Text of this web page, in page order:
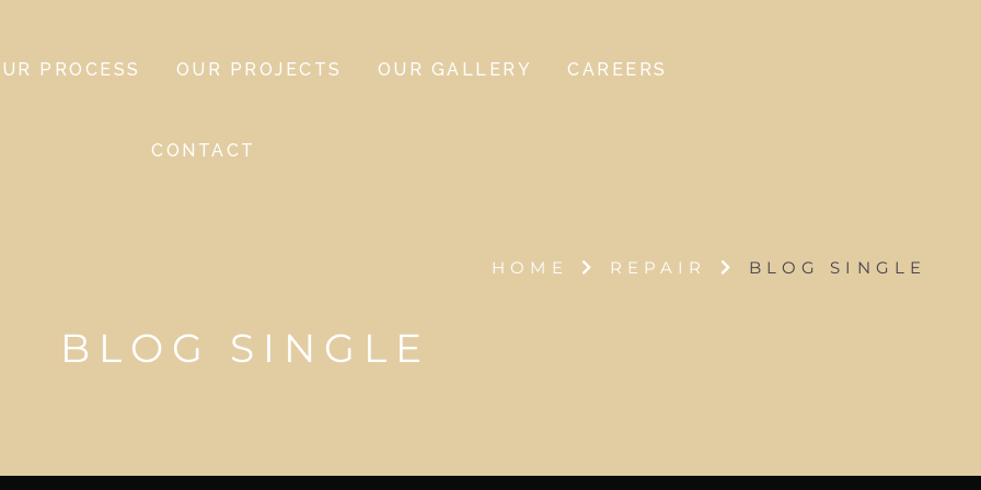
PROCESS OUR PROJECTS OUR GALLERY CAREERS
CONTACT
BLOG SINGLE
HOME REPAIR BLOG SINGLE